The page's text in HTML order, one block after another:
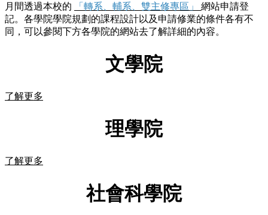
月間透過本校的
「轉系、輔系、雙主修專區」
網站申請登
記。各學院學院規劃的課程設計以及申請修業的條件各有不
同，可以參閱下方各學院的網站去了解詳細的內容。
文學院
了解更多
理學院
了解更多
社會科學院